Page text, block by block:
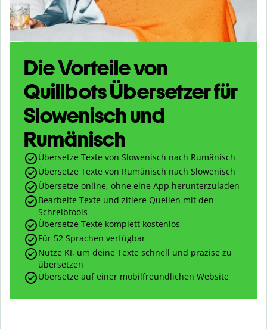
Die Vorteile von
Quillbots Übersetzer für
Slowenisch und
Rumänisch
Übersetze Texte von Slowenisch nach Rumänisch
Übersetze Texte von Rumänisch nach Slowenisch
Übersetze online, ohne eine App herunterzuladen
Bearbeite Texte und zitiere Quellen mit den
Schreibtools
Übersetze Texte komplett kostenlos
Für 52 Sprachen verfügbar
Nutze KI, um deine Texte schnell und präzise zu
übersetzen
Übersetze auf einer mobilfreundlichen Website